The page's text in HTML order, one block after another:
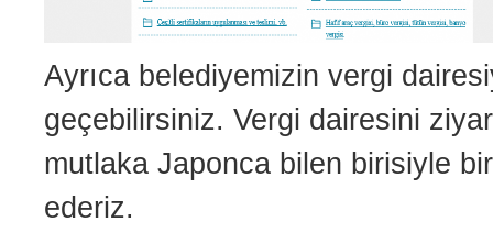
Ayrıca belediyemizin vergi
geçebilirsiniz. Vergi dairesini
mutlaka Japonca bilen birisiyle
ederiz.